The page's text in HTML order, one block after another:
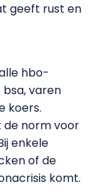
geeft rust en
hbo-
varen
koers.
de norm voor
enkele
of de
komt.